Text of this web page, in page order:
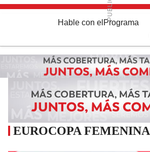
Hable con el Programa
EUROCOPA FEMENINA